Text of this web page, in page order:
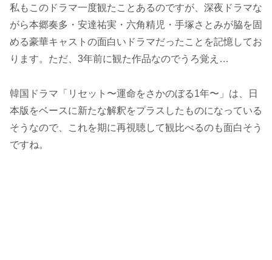
私もこのドラマ一度観たことあるのですが、深夜ドラマな
がら本郷奏多・安達祐実・六角精児・手塚さとみが脇を固
める豪華キャストの面白いドラマだったことを記憶してお
ります。ただ、3年前に観た作品なのでうろ覚え…
韓国ドラマ「リセット〜運命をさかのぼる1年〜」は、日
本版をベースに新たな解釈をプラスしたものになっている
そうなので、これを期に再視聴して観比べるのも面白そう
ですね。